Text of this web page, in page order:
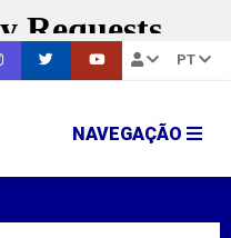
PT
NAVEGAÇÃO